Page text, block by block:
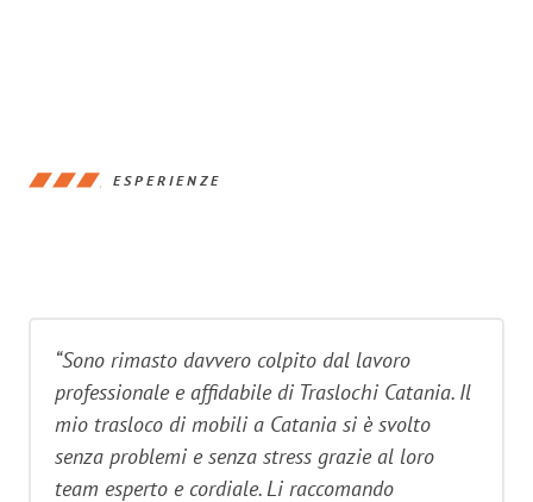
ESPERIENZE
“Sono rimasto davvero colpito dal lavoro
professionale e affidabile di Traslochi Catania. Il
mio trasloco di mobili a Catania si è svolto
senza problemi e senza stress grazie al loro
team esperto e cordiale. Li raccomando